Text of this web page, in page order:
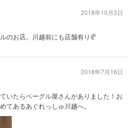
のお店。川越前にも店舗有り🥐
2018年10月3日
いたらベーグル屋さんがありました！お
てあるあぐれっしゅ川越へ。
2018年7月16日